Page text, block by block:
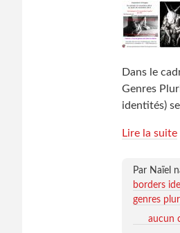
Dans le
Genres
identités)
Lire la suite
Par Naïel
borders
genres
aucun